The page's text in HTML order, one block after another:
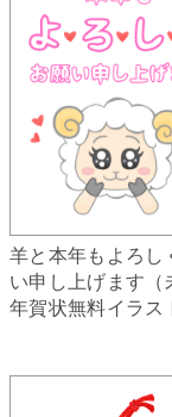
羊と本年もよろし
い申し上げます（
年賀状無料イラス